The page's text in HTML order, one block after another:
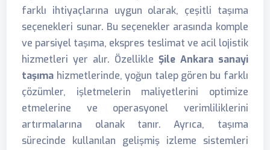
farklı ihtiyaçlarına uygun olarak, çeşitli taşıma
seçenekleri sunar. Bu seçenekler arasında komple
ve parsiyel taşıma, ekspres teslimat ve acil lojistik
hizmetleri yer alır. Özellikle Şile Ankara sanayi
taşıma hizmetlerinde, yoğun talep gören bu farklı
çözümler, işletmelerin maliyetlerini optimize
etmelerine ve operasyonel verimliliklerini
artırmalarına olanak tanır. Ayrıca, taşıma
sürecinde kullanılan gelişmiş izleme sistemleri